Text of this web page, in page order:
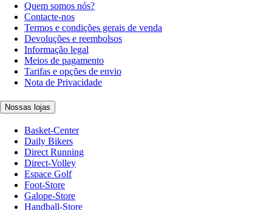
Quem somos nós?
Contacte-nos
Termos e condições gerais de venda
Devoluções e reembolsos
Informação legal
Meios de pagamento
Tarifas e opções de envio
Nota de Privacidade
Nossas lojas
Basket-Center
Daily Bikers
Direct Running
Direct-Volley
Espace Golf
Foot-Store
Galope-Store
Handball-Store